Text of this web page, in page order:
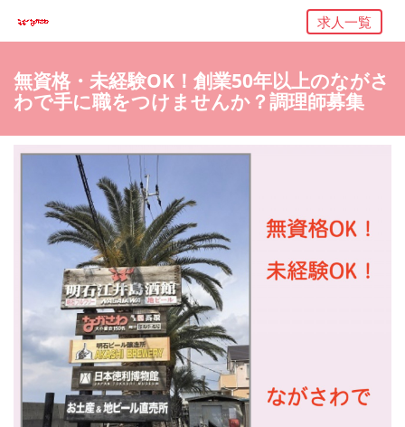
求人一覧
無資格・未経験OK！創業50年以上のながさ
わで手に職をつけませんか？調理師募集